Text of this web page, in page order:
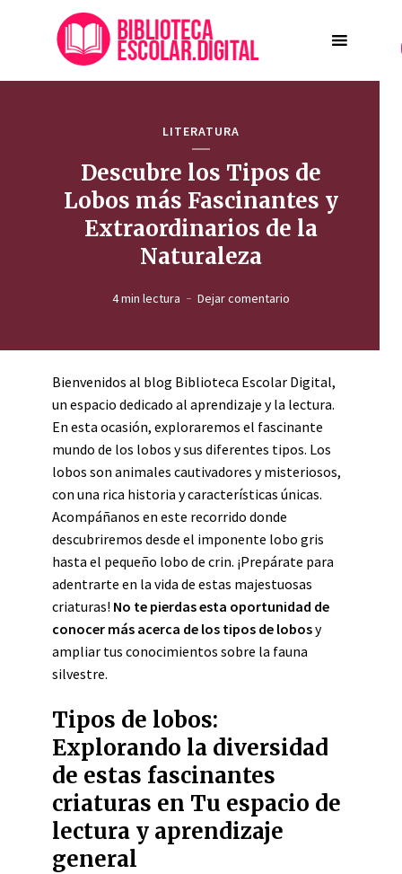
LITERATURA
Descubre los Tipos de
Lobos más Fascinantes y
Extraordinarios de la
Naturaleza
4 min lectura Dejar comentario
Bienvenidos al blog Biblioteca Escolar Digital,
un espacio dedicado al aprendizaje y la lectura.
En esta ocasión, exploraremos el fascinante
mundo de los lobos y sus diferentes tipos. Los
lobos son animales cautivadores y misteriosos,
con una rica historia y características únicas.
Acompáñanos en este recorrido donde
descubriremos desde el imponente lobo gris
hasta el pequeño lobo de crin. ¡Prepárate para
adentrarte en la vida de estas majestuosas
criaturas! No te pierdas esta oportunidad de
conocer más acerca de los tipos de lobosy
ampliar tus conocimientos sobre la fauna
silvestre.
Tipos de lobos:
Explorando la diversidad
de estas fascinantes
criaturas en Tu espacio de
lectura y aprendizaje
general